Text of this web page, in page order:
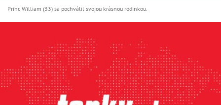
Princ William (33) sa pochválil svojou krásnou rodinkou.